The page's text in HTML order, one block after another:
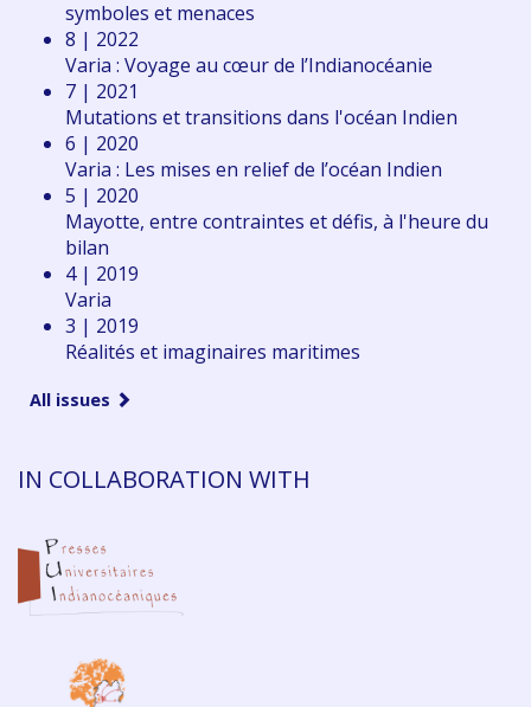
symboles et menaces
8 | 2022
Varia : Voyage au cœur de l’Indianocéanie
7 | 2021
Mutations et transitions dans l'océan Indien
6 | 2020
Varia : Les mises en relief de l’océan Indien
5 | 2020
Mayotte, entre contraintes et défis, à l'heure du
bilan
4 | 2019
Varia
3 | 2019
Réalités et imaginaires maritimes
All issues
IN COLLABORATION WITH